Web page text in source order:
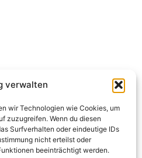
verwalten
wir Technologien wie Cookies, um
zuzugreifen. Wenn du diesen
Surfverhalten oder eindeutige IDs
nicht erteilst oder
beeinträchtigt werden.
Impressum